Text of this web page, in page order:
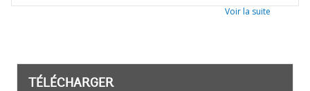
Voir la suite
TÉLÉCHARGER